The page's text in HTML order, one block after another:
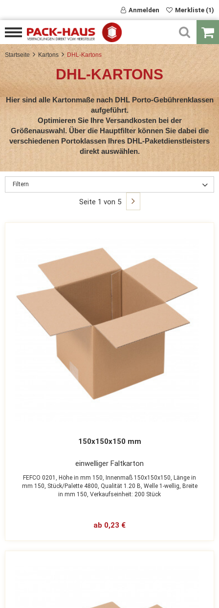
Anmelden Merkliste (1)
Startseite Kartons DHL-Kartons
DHL-KARTONS
Hier sind alle Kartonmaße nach DHL Porto-Gebührenklassen
aufgeführt.
Optimieren Sie Ihre Versandkosten bei der
Größenauswahl. Über die Hauptfilter können Sie dabei die
verschiedenen Portoklassen Ihres DHL-Paketdienstleisters
direkt auswählen.
Filtern
Seite 1 von 5
150x150x150 mm
einwelliger Faltkarton
FEFCO 0201, Höhe in mm 150, Innenmaß 150x150x150, Länge in
mm 150, Stück/Palette 4800, Qualität 1.20 B, Welle 1-wellig, Breite
in mm 150, Verkaufseinheit: 200 Stück
ab 0,23 €